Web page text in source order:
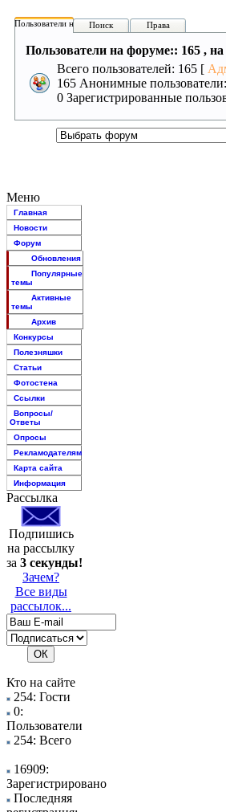
Пользователи на форуме:
Поиск Права
Пользователи на форуме:: 165 ,
Всего пользователей: 165 [
165 Анонимные пользователи:
0 Зарегистрированные
Меню
Главная
Новости
Форум
Обновления
Популярные
темы
Активные
темы
Архив
Конкурсы
Полезняшки
Статьи
Фотостена
Ссылки
Вопросы/
Ответы
Опросы
Рекламодателям
Карта сайта
Информация
Рассылка
Подпишись
на рассылку
за 3 секунды!
Зачем?
Все виды
рассылок...
Кто на сайте
254: Гости
0:
Пользователи
254: Всего
16909:
Зарегистрировано
Последняя